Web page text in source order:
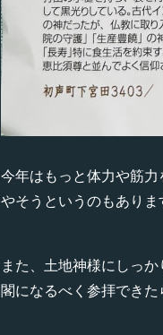
今年はもっと体力や筋
やそうというのもありま
また、土地神様にしっ
閣になるべく参拝できた